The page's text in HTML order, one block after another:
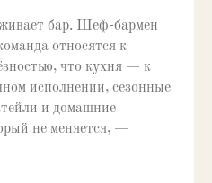
бар. Шеф-бармен
относятся к
что кухня — к
исполнении, сезонные
и домашние
не меняется, —